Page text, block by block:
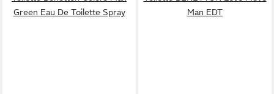
Green Eau De Toilette Spray
Man EDT